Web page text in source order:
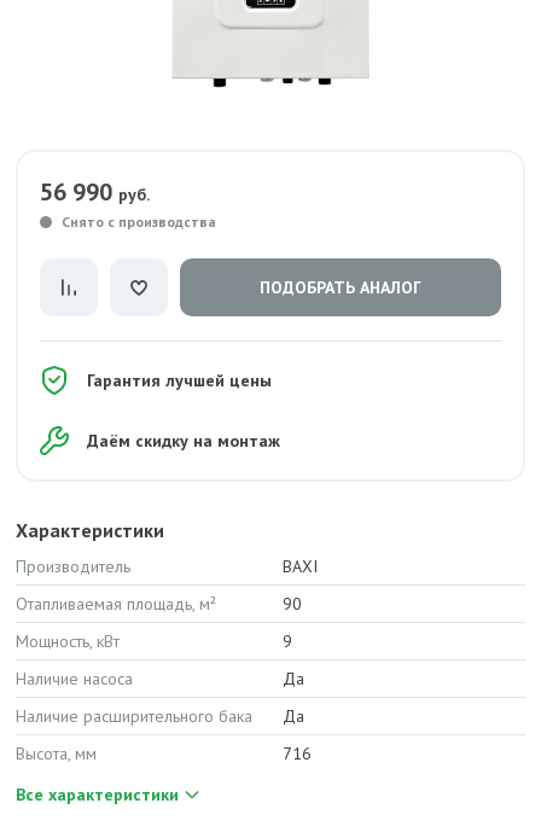
56 990 руб.
Снято с производства
ПОДОБРАТЬ АНАЛОГ
Гарантия лучшей цены
Даём скидку на монтаж
Характеристики
Производитель
BAXI
Отапливаемая площадь, м²
90
Мощность, кВт
9
Наличие насоса
Да
Наличие расширительного бака
Да
Высота, мм
716
Все характеристики